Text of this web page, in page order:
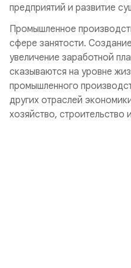
предприятий и развитие
Промышленное
сфере занятости.
увеличение заработной
сказываются на уровне
промышленного
других отраслей
хозяйство, строительство